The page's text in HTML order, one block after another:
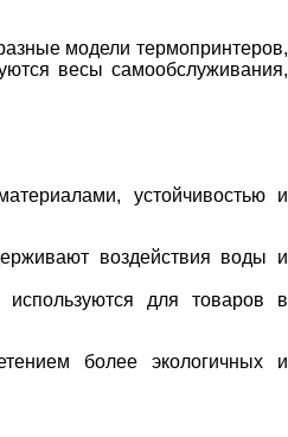
модели термопринтеров,
весы самообслуживания,
устойчивостью и
воздействия воды и
для товаров в
более экологичных и